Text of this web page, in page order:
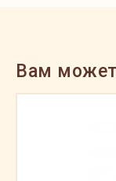
Вам может